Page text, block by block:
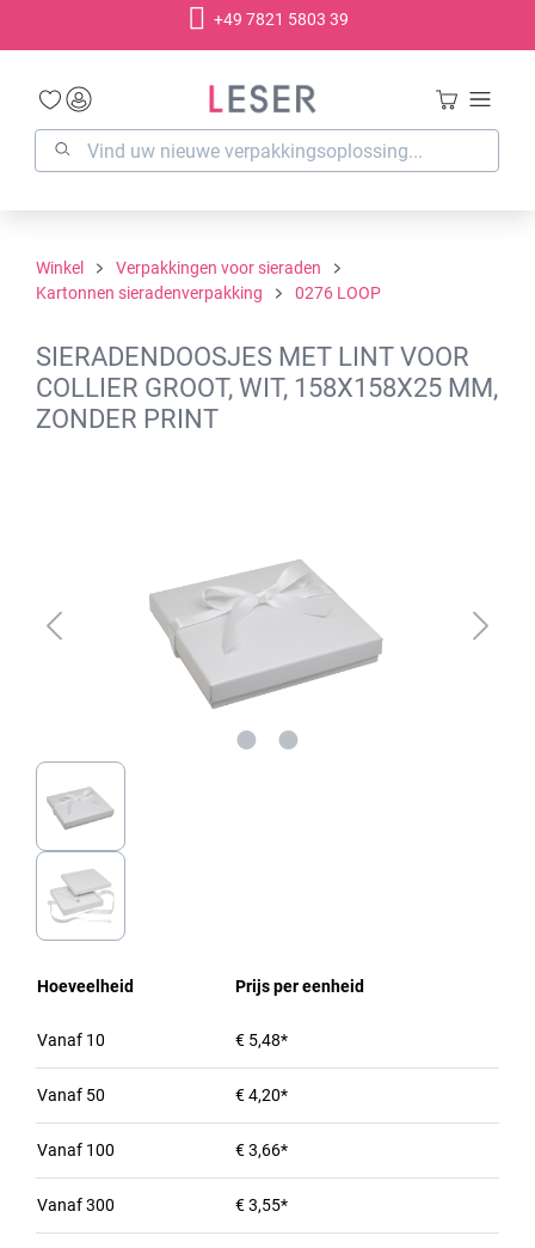
+49 7821 5803 39
Winkel
Verpakkingen voor sieraden
Kartonnen sieradenverpakking
0276 LOOP
SIERADENDOOSJES MET LINT VOOR
COLLIER GROOT, WIT, 158X158X25 MM,
ZONDER PRINT
Hoeveelheid Prijs per eenheid
Vanaf 10 € 5,48*
Vanaf 50 € 4,20*
Vanaf 100 € 3,66*
Vanaf300 € 3,55*